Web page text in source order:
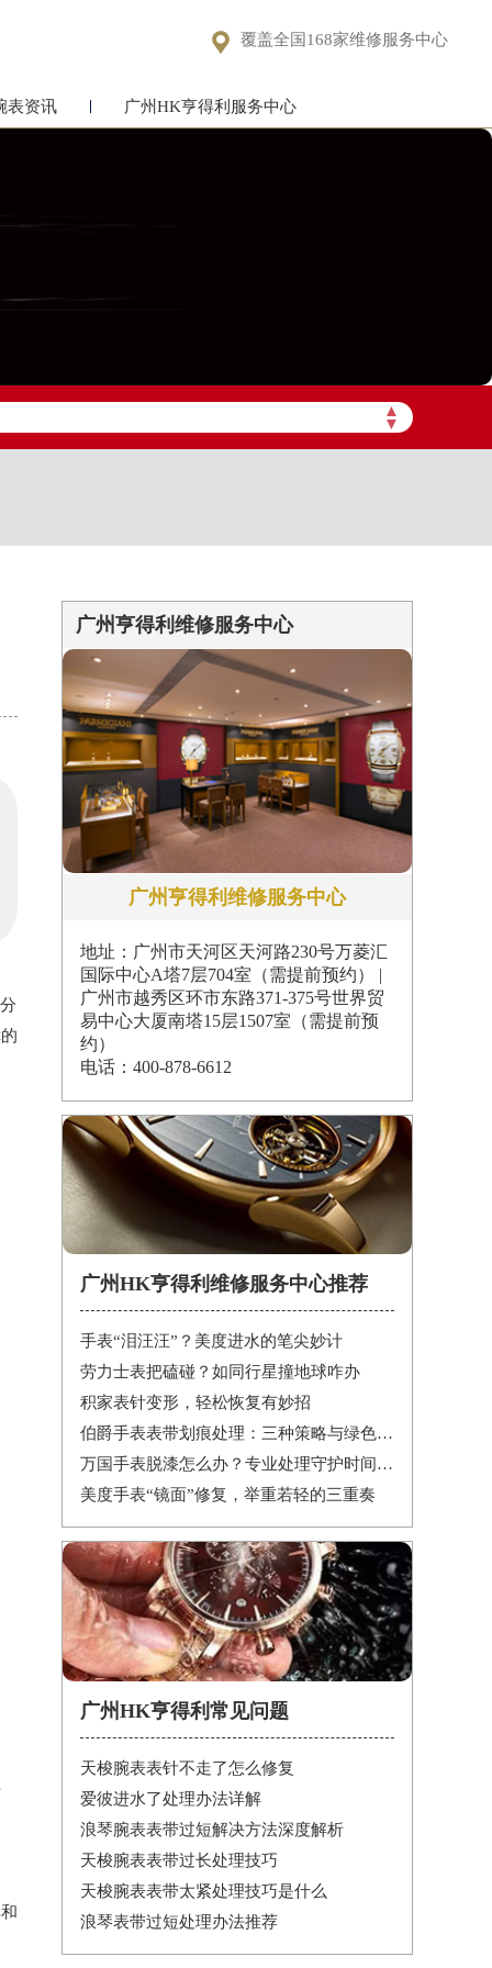
 覆盖全国168家维修服务中心
表资讯 广州HK亨得利服务中心
▲
▼
广州亨得利维修服务中心
广州亨得利维修服务中心
地址：广州市天河区天河路230号万菱汇
国际中心A塔7层704室（需提前预约） |
广州市越秀区环市东路371-375号世界贸
易中心大厦南塔15层1507室（需提前预
约）
电话：400-878-6612
广州HK亨得利维修服务中心推荐
手表“泪汪汪”？美度进水的笔尖妙计
劳力士表把磕碰？如同行星撞地球咋办
积家表针变形，轻松恢复有妙招
伯爵手表表带划痕处理：三种策略与绿色陪伴
万国手表脱漆怎么办？专业处理守护时间之美
美度手表“镜面”修复，举重若轻的三重奏
广州HK亨得利常见问题
天梭腕表表针不走了怎么修复
爱彼进水了处理办法详解
浪琴腕表表带过短解决方法深度解析
天梭腕表表带过长处理技巧
天梭腕表表带太紧处理技巧是什么
浪琴表带过短处理办法推荐